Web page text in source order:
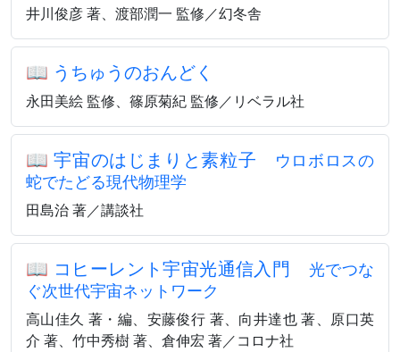
井川俊彦 著、渡部潤一 監修／幻冬舎
📖 うちゅうのおんどく
永田美絵 監修、篠原菊紀 監修／リベラル社
📖宇宙のはじまりと素粒子
ウロボロスの
蛇でたどる現代物理学
田島治 著／講談社
📖 コヒーレント宇宙光通信入門 光でつな
ぐ次世代宇宙ネットワーク
高山佳久 著・編、安藤俊行 著、向井達也 著、原口英
介 著、竹中秀樹 著、倉伸宏 著／コロナ社